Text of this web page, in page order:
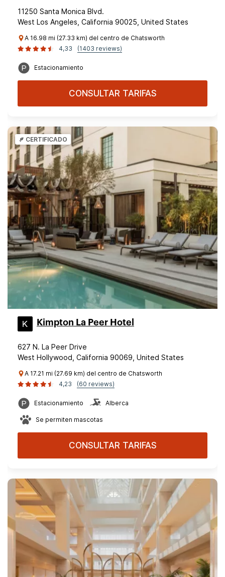
11250 Santa Monica Blvd.
West Los Angeles, California 90025, United States
A 16.98 mi (27.33 km) del centro de Chatsworth
4,33
(1403 reviews)
Estacionamiento
CONSULTAR TARIFAS
CERTIFICADO
Kimpton La Peer Hotel
627 N. La Peer Drive
West Hollywood, California 90069, United States
A 17.21 mi (27.69 km) del centro de Chatsworth
4,23
(60 reviews)
Estacionamiento Alberca
Se permiten mascotas
CONSULTAR TARIFAS